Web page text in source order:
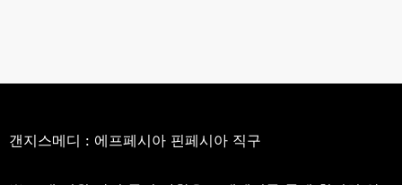
갠지스메디 : 에프페시아 핀페시아 직구